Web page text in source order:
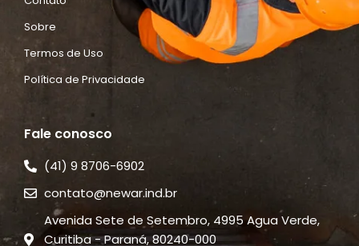
Sobre
Termos de Uso
Política de Privacidade
Fale conosco
(41) 9 8706-6902
contato@newar.ind.br
Avenida Sete de Setembro, 4995 Agua Verde,
Curitiba - Paraná, 80240-000